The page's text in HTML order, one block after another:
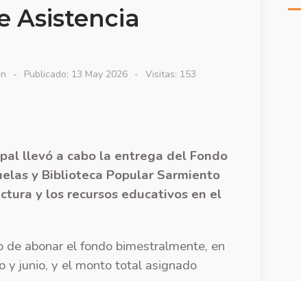
Asistencia
Publicado: 13 May 2026 Visitas: 153
llevó a cabo la entrega del Fondo
y Biblioteca Popular Sarmiento
y los recursos educativos en el
abonar el fondo bimestralmente, en
y junio, y el monto total asignado